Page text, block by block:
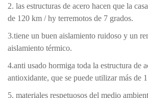
2. las estructuras de acero hacen que la
de 120 km / hy terremotos de 7 grados.
3.tiene un buen aislamiento ruidoso y un
aislamiento térmico.
4.anti usado hormiga toda la estructura de
antioxidante, que se puede utilizar más de
5. materiales respetuosos del medio